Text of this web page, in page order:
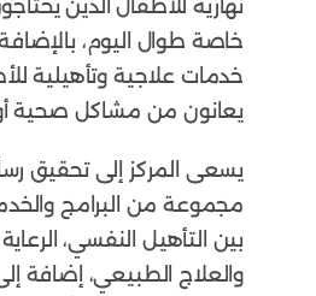
نهارية للأطفال الذين
خاصة طوال اليوم،
خدمات علاجية وتأهيلية
يعانون من مشاكل صحية أو
يسعى المركز إلى تحقيق
مجموعة من البرامج
بين التأهيل النفسي،
والعلاج الطبيعي، إضافة